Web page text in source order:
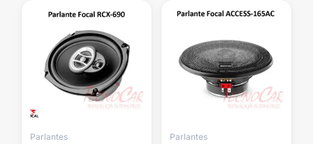
Parlantes Parlantes